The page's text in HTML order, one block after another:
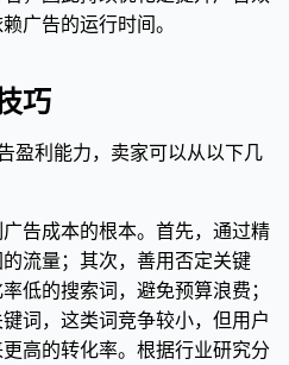
广告的运行时间。
巧
盈利能力，卖家可以从以下几
告成本的根本。首先，通过精
流量；其次，善用否定关键
低的搜索词，避免预算浪费；
词，这类词竞争较小，但用户
高的转化率。根据行业研究分